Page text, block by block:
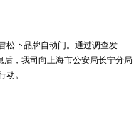
松下品牌自动门。通过调查发
，我司向上海市公安局长宁分局
。